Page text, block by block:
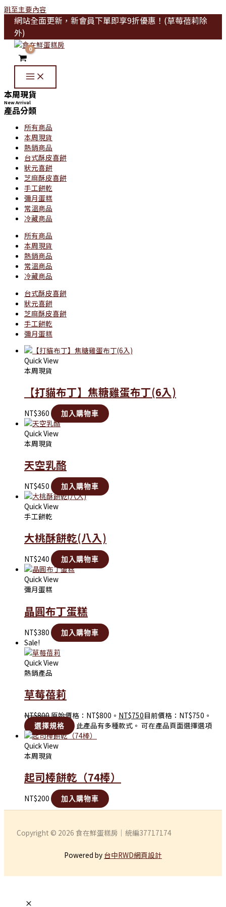
跳至主要內容
網站全面更新，新會員下單即享9折優惠！(草莓蓓莉除
外)
本周現貨
New Arrival
產品分類
所有商品
本周現貨
熱銷商品
台式酥皮喜餅
狀元喜餅
芝麻酥皮喜餅
手工餅乾
彌月蛋糕
常溫商品
冷藏商品
所有商品
本周現貨
熱銷商品
常溫商品
冷藏商品
台式酥皮喜餅
狀元喜餅
芝麻酥皮喜餅
手工餅乾
彌月蛋糕
Quick View
本周現貨
【打貓布丁】焦糖雞蛋布丁(6入)
NT$360 加入購物車
Quick View
本周現貨
天空乳酪
NT$450 加入購物車
Quick View
手工餅乾
大桃酥餅乾(八入)
NT$240 加入購物車
Quick View
彌月蛋糕
晶圓布丁蛋糕
NT$380 加入購物車
Sale!
Quick View
熱銷產品
草莓蓓莉
NT$800原始價格：NT$800。 NT$750目前價格：NT$750。
選擇規格
此產品有多種款式。 可在產品頁面選擇選項
Quick View
本周現貨
起司棒餅乾（74棒）
NT$200 加入購物車
Copyright © 2026 食在鮮蛋糕房｜統編37717174
Powered by 台中RWD網頁設計